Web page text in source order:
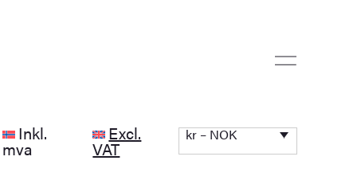
Inkl.
mva
Excl.
VAT
kr – NOK